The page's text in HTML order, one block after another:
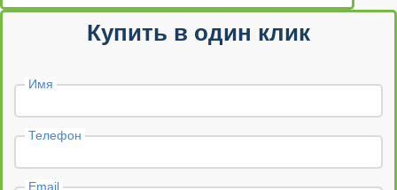
Купить в один клик
Имя
Телефон
Email